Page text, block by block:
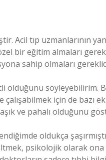
Acil tıp uzmanlarının
bir eğitim almaları
sahip olmaları
olduğunu söyleyebilirim.
için de bazı
ve pahalı olduğunu
oldukça
psikolojik olarak ona